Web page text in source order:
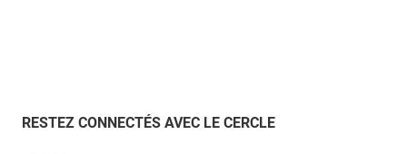
RESTEZ CONNECTÉS AVEC LE CERCLE